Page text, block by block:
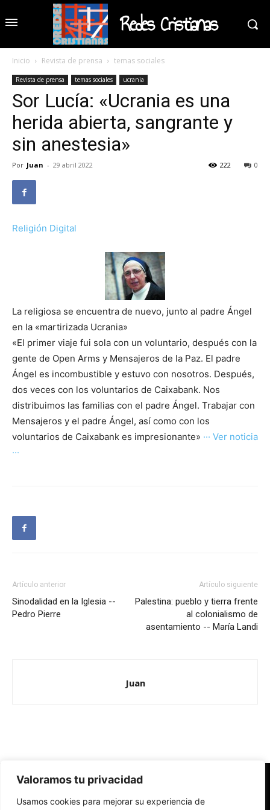
Valoramos tu privacidad
Usamos cookies para mejorar su experiencia de
Redes Cristianas
Inicio Revista de prensa temas sociales
Revista de prensa temas sociales ucrania
Sor Lucía: «Ucrania es una
herida abierta, sangrante y
sin anestesia»
Por Juan - 29 abril 2022 0
222
Religión Digital
La religiosa se encuentra de nuevo, junto al padre Ángel
en la «martirizada Ucrania»
«El primer viaje fui sola con un voluntario, después con la
gente de Open Arms y Mensajeros de la Paz. El padre
Ángel es incombustible y estuvo con nosotros. Después,
dos veces con los voluntarios de Caixabank. Nos
distribuimos las familias con el padre Ángel. Trabajar con
Mensajeros y el padre Ángel, así como con los
voluntarios de Caixabank es impresionante» ··· Ver noticia
···
Artículo anterior
Sinodalidad en la Iglesia --
Pedro Pierre
Artículo siguiente
Palestina: pueblo y tierra frente
al colonialismo de
asentamiento -- María Landi
Juan
Redes Cristianas
Una mirada alternativa sobre la Iglesia católica y la sociedad